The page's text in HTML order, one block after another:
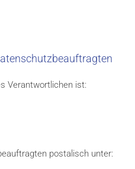
Verantwortlichen ist:
postalisch unter: